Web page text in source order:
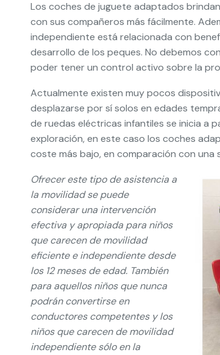
Los coches de juguete adaptados
con sus compañeros más fácilmente.
independiente está relacionada con
desarrollo de los peques. No debemos
poder tener un control activo sobre la
Actualmente existen muy pocos
desplazarse por sí solos en edades
de ruedas eléctricas infantiles se inicia a
exploración, en este caso los coches
coste más bajo, en comparación con una
Ofrecer este tipo de asistencia a
la movilidad se puede
considerar una intervención
efectiva y apropiada para niños
que carecen de movilidad
eficiente e independiente desde
los 12 meses de edad. También
para aquellos niños que nunca
podrán convertirse en
conductores competentes y los
niños que carecen de movilidad
independiente sólo en la